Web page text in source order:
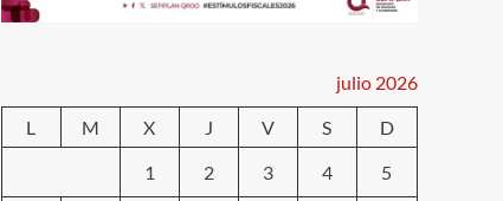
julio 2026
L
M X J V S
D
1
2 3 4 5